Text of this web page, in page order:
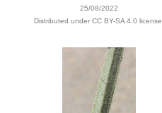
25/08/2022
Distributed under CC BY-SA 4.0 license.